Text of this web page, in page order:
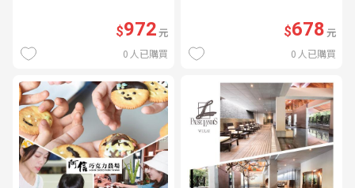
$972元
0 人已購買
$678元
0 人已購買